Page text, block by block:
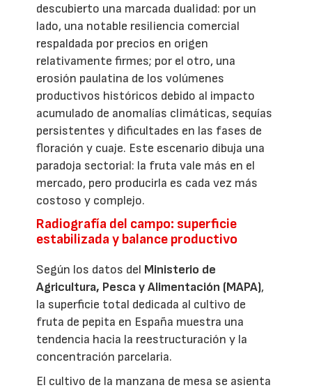
descubierto una marcada dualidad: por un
lado, una notable resiliencia comercial
respaldada por precios en origen
relativamente firmes; por el otro, una
erosión paulatina de los volúmenes
productivos históricos debido al impacto
acumulado de anomalías climáticas, sequías
persistentes y dificultades en las fases de
floración y cuaje. Este escenario dibuja una
paradoja sectorial: la fruta vale más en el
mercado, pero producirla es cada vez más
costoso y complejo.
Radiografía del campo: superficie
estabilizada y balance productivo
Según los datos del Ministerio de
Agricultura, Pesca y Alimentación (MAPA),
la superficie total dedicada al cultivo de
fruta de pepita en España muestra una
tendencia hacia la reestructuración y la
concentración parcelaria.
El cultivo de la manzana de mesa se asienta